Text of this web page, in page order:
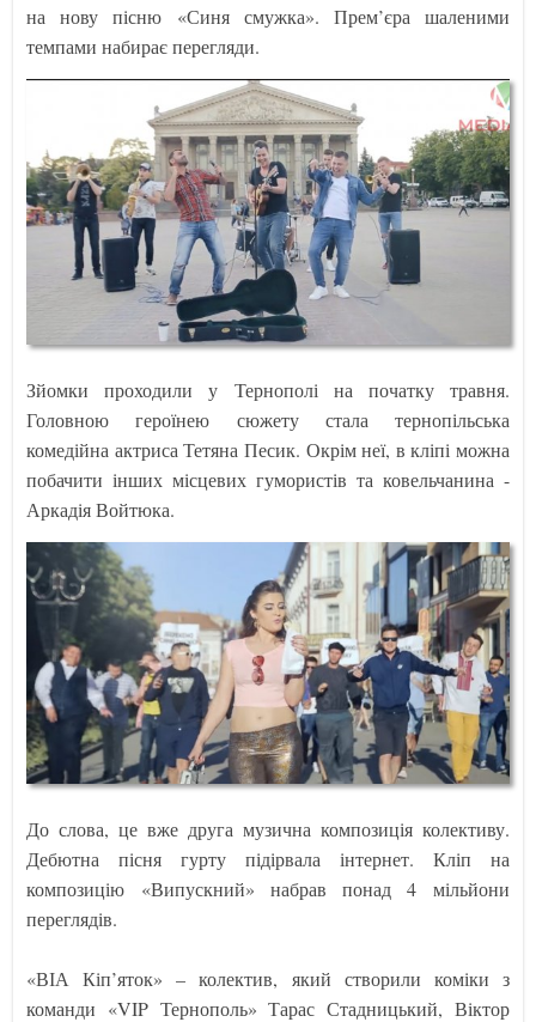
на нову пісню «Синя смужка». Прем’єра шаленими
темпами набирає перегляди.
Зйомки проходили у Тернополі на початку травня.
Головною героїнею сюжету стала тернопільська
комедійна актриса Тетяна Песик. Окрім неї, в кліпі можна
побачити інших місцевих гумористів та ковельчанина -
Аркадія Войтюка.
До слова, це вже друга музична композиція колективу.
Дебютна пісня гурту підірвала інтернет. Кліп на
композицію «Випускний» набрав понад 4 мільйони
переглядів.
«ВІА Кіп’яток» – колектив, який створили коміки з
команди «VIP Тернополь» Тарас Стадницький, Віктор